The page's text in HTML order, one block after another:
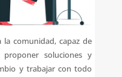
comunidad, capaz de
proponer soluciones y
y trabajar con todo